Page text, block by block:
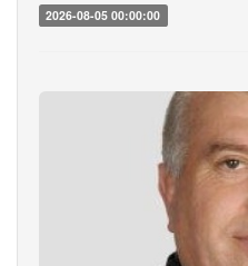
2026-08-05 00:00:00